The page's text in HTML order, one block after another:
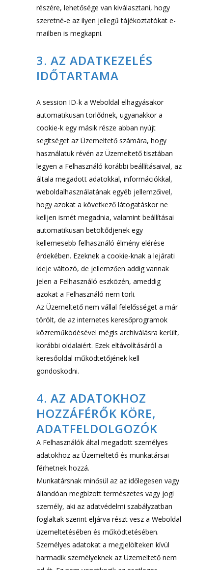
részére, lehetősége van kiválasztani, hogy
szeretné-e az ilyen jellegű tájékoztatókat e-
mailben is megkapni.
3. AZ ADATKEZELÉS
IDŐTARTAMA
A session ID-k a Weboldal elhagyásakor
automatikusan törlődnek, ugyanakkor a
cookie-k egy másik része abban nyújt
segítséget az Üzemeltető számára, hogy
használatuk révén az Üzemeltető tisztában
legyen a Felhasználó korábbi beállításaival, az
általa megadott adatokkal, információkkal,
weboldalhasználatának egyéb jellemzőivel,
hogy azokat a következő látogatáskor ne
kelljen ismét megadnia, valamint beállításai
automatikusan betöltődjenek egy
kellemesebb felhasználó élmény elérése
érdekében. Ezeknek a cookie-knak a lejárati
ideje változó, de jellemzően addig vannak
jelen a Felhasználó eszközén, ameddig
azokat a Felhasználó nem törli.
Az Üzemeltető nem vállal felelősséget a már
törölt, de az internetes keresőprogramok
közreműködésével mégis archiválásra került,
korábbi oldalaiért. Ezek eltávolításáról a
keresőoldal működtetőjének kell
gondoskodni.
4. AZ ADATOKHOZ
HOZZÁFÉRŐK KÖRE,
ADATFELDOLGOZÓK
A Felhasználók által megadott személyes
adatokhoz az Üzemeltető és munkatársai
férhetnek hozzá.
Munkatársnak minősül az az időlegesen vagy
állandóan megbízott természetes vagy jogi
személy, aki az adatvédelmi szabályzatban
foglaltak szerint eljárva részt vesz a Weboldal
üzemeltetésében és működtetésében.
Személyes adatokat a megjelölteken kívül
harmadik személyeknek az Üzemeltető nem